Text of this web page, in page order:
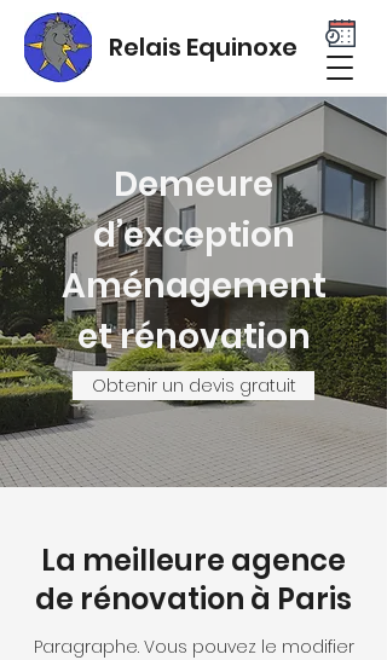
Relais Equinoxe
Demeure
d’exception
Aménagement
et rénovation
Obtenir un devis gratuit
La meilleure agence
de rénovation à Paris
Paragraphe. Vous pouvez le modifier